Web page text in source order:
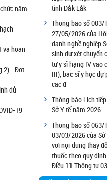
năm
và hoàn
2) - Đợt
đủ
19
Công bố đủ điều
côn trùng, diệt
Công bố cơ sở
trường lao động
Công bố hồ sơ
Công bố cơ sở
Cơ sở Massage
Cơ sở thẩm mỹ
tỉnh Đắk Lắk
Thông báo số 003/
27/05/2026 của
danh nghề nghiệp
sinh dự xét chuyển
từ y sĩ hạng IV vào
III), bác sĩ y học
các đ
Thông báo Lịch
Sở Y tế năm 2026
Thông báo số 063/
03/03/2026 của Sở
với nội dung thay
thuốc theo quy
Điều 11 Thông tư